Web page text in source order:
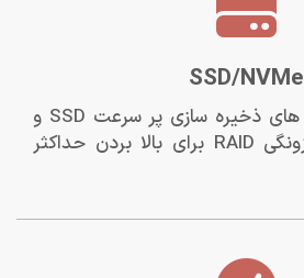
SSD/NVMe
بهره گیری از دیسک های ذخیره سازی پر سرعت SSD و
NVMe به همراه افزونگی RAID برای بالا بردن حداکثر